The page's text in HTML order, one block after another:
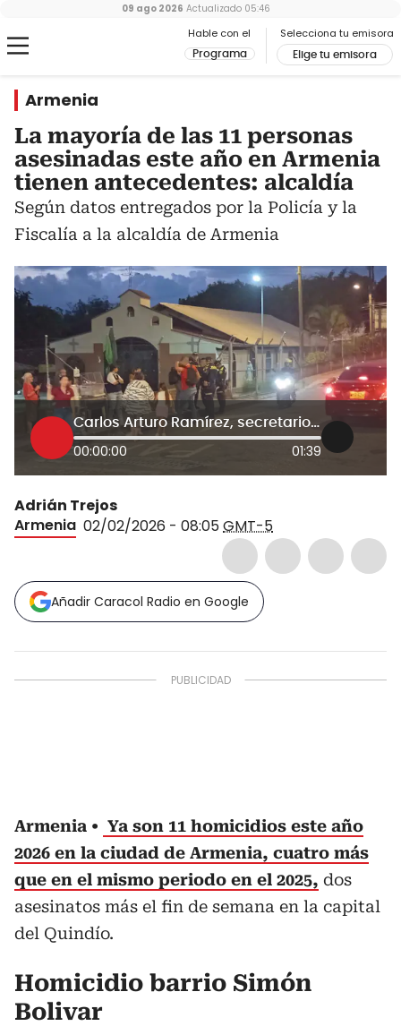
Hable con el
Programa
Selecciona tu emisora
Elige tu emisora
09 ago 2026 Actualizado 05:46
Armenia
La mayoría de las 11 personas
asesinadas este año en Armenia
tienen antecedentes: alcaldía
Según datos entregados por la Policía y la
Fiscalía a la alcaldía de Armenia
Carlos Arturo Ramírez, secretario de gobierno de Armenia
00:00:00 01:39
Adrián Trejos
Armenia 02/02/2026 - 08:05GMT-5
Añadir Caracol Radio en Google
Armenia
Ya son 11 homicidios este año
2026 en la ciudad de Armenia, cuatro más
que en el mismo periodo en el 2025, dos
asesinatos más el fin de semana en la capital
del Quindío.
Homicidio barrio Simón
Bolivar